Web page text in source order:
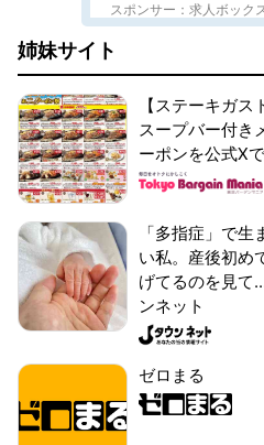
スポンサー：求人ボック
姉妹サイト
【ステーキガ
スープバー付き
ーポンを公式X
「多指症」で
い私。産後初め
げてるのを見て
ンネット
ゼロまる